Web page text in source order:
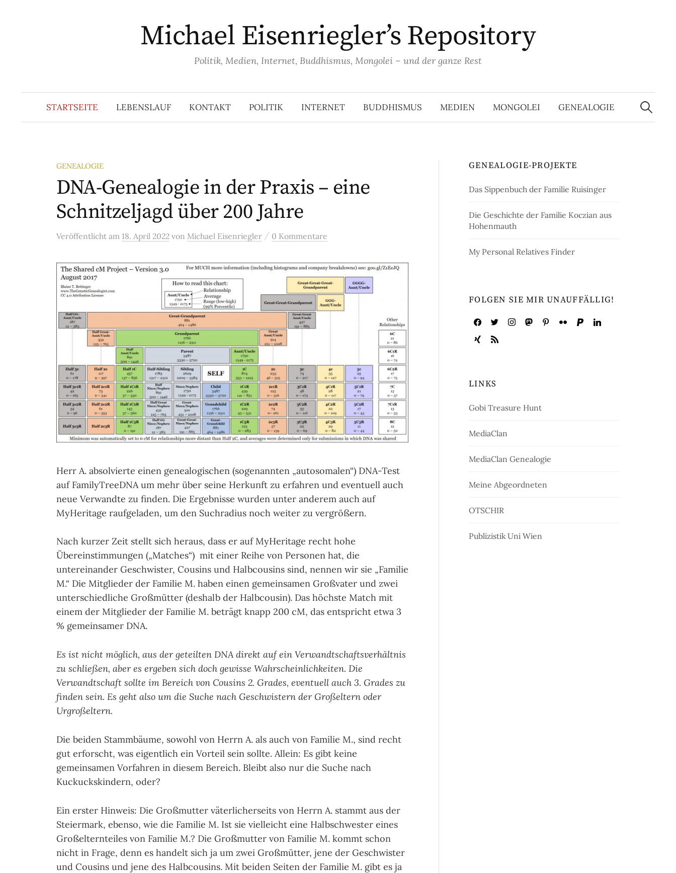
Michael Eisenriegler’s Repository
Politik, Medien, Internet, Buddhismus, Mongolei – und der ganze Rest
STARTSEITE LEBENSLAUF KONTAKT POLITIK INTERNET BUDDHISMUS MEDIEN MONGOLEI GENEALOGIE
Suchen
nach:
GENEALOGIE
DNA-Genealogie in der Praxis – eine
Schnitzeljagd über 200 Jahre
Veröffentlicht am 18. April 2022 von Michael Eisenriegler / 0 Kommentare
Herr A. absolvierte einen genealogischen (sogenannten „autosomalen“) DNA-Test
auf FamilyTreeDNA um mehr über seine Herkunft zu erfahren und eventuell auch
neue Verwandte zu finden. Die Ergebnisse wurden unter anderem auch auf
MyHeritage raufgeladen, um den Suchradius noch weiter zu vergrößern.
Nach kurzer Zeit stellt sich heraus, dass er auf MyHeritage recht hohe
Übereinstimmungen („Matches“) mit einer Reihe von Personen hat, die
untereinander Geschwister, Cousins und Halbcousins sind, nennen wir sie „Familie
M.“ Die Mitglieder der Familie M. haben einen gemeinsamen Großvater und zwei
unterschiedliche Großmütter (deshalb der Halbcousin). Das höchste Match mit
einem der Mitglieder der Familie M. beträgt knapp 200 cM, das entspricht etwa 3
% gemeinsamer DNA.
Es ist nicht möglich, aus der geteilten DNA direkt auf ein Verwandtschaftsverhältnis
zu schließen, aber es ergeben sich doch gewisse Wahrscheinlichkeiten. Die
Verwandtschaft sollte im Bereich von Cousins 2. Grades, eventuell auch 3. Grades zu
finden sein. Es geht also um die Suche nach Geschwistern der Großeltern oder
Urgroßeltern.
Die beiden Stammbäume, sowohl von Herrn A. als auch von Familie M., sind recht
gut erforscht, was eigentlich ein Vorteil sein sollte. Allein: Es gibt keine
gemeinsamen Vorfahren in diesem Bereich. Bleibt also nur die Suche nach
Kuckuckskindern, oder?
Ein erster Hinweis: Die Großmutter väterlicherseits von Herrn A. stammt aus der
Steiermark, ebenso, wie die Familie M. Ist sie vielleicht eine Halbschwester eines
Großelternteiles von Familie M.? Die Großmutter von Familie M. kommt schon
nicht in Frage, denn es handelt sich ja um zwei Großmütter, jene der Geschwister
und Cousins und jene des Halbcousins. Mit beiden Seiten der Familie M. gibt es ja
GENEALOGIE-PROJEKTE
Das Sippenbuch der Familie Ruisinger
Die Geschichte der Familie Koczian aus
Hohenmauth
My Personal Relatives Finder
FOLGEN SIE MIR UNAUFFÄLLIG!
LINKS
Gobi Treasure Hunt
MediaClan
MediaClan Genealogie
Meine Abgeordneten
OTSCHIR
Publizistik Uni Wien